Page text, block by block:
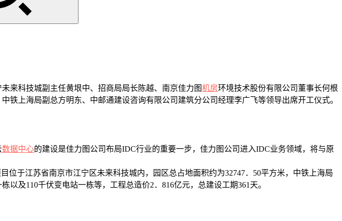
来科技城副主任黄垠中、招商局局长陈越、南京佳力图机房环境技术股份有限公司董事长何根
上海局副总方明东、中邮通建设咨询有限公司建筑分公司经理李广飞等领导出席开工仪式。
数据中心的建设是佳力图公司布局IDC行业的重要一步，佳力图公司进入IDC业务领域，将与原
于江苏省南京市江宁区未来科技城内，园区总占地面积约为32747．50平方米，中铁上海局
及110千伏变电站一栋等，工程总造价2．816亿元，总建设工期361天。